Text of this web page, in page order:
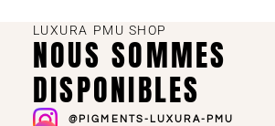
LUXURA PMU SHOP
NOUS SOMMES
DISPONIBLES
@PIGMENTS-LUXURA-PMU